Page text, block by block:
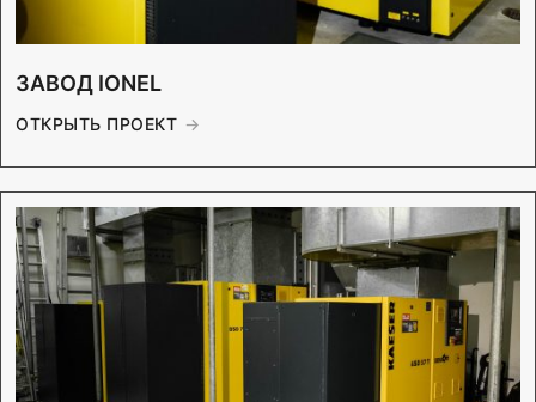
ЗАВОД IONEL
ОТКРЫТЬ ПРОЕКТ